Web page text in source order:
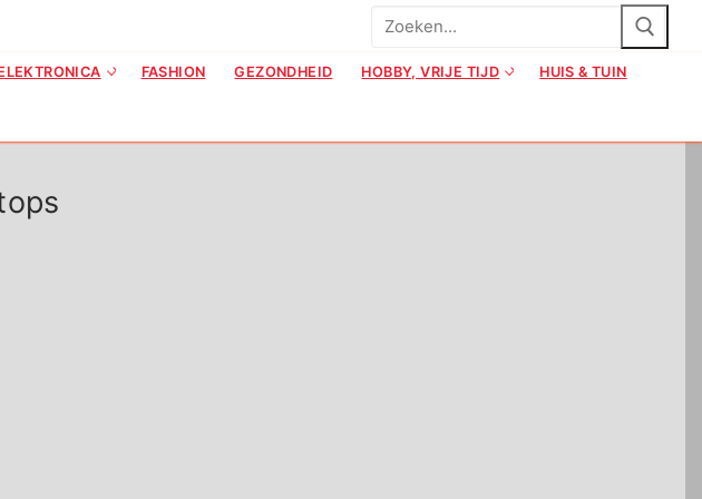
Zoeken
FASHION GEZONDHEID HOBBY, VRIJE TIJD HUIS & TUIN